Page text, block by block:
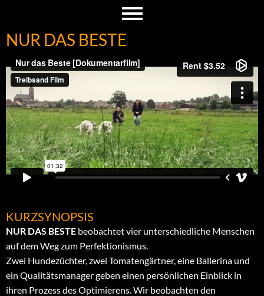
NUR DAS BESTE
KURZSYNOPSIS
NUR DAS BESTE beobachtet vier unterschiedliche Menschen
auf dem Weg zum Perfektionismus.
Zwei Hundezüchter, zwei Tomatengärtner, eine Ballerina und
ein Qualitätsmanager geben einen persönlichen Einblick in
ihren Prozess des Optimierens. Wir beobachten den